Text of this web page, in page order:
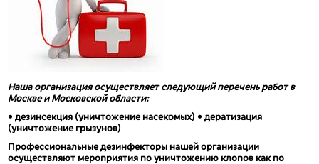
Наша организация осуществляет следующий перечень работ в
Москве и Московской области:
• дезинсекция (уничтожение насекомых) • дератизация
(уничтожение грызунов)
Профессиональные дезинфекторы нашей организации
осуществляют мероприятия по уничтожению клопов как по